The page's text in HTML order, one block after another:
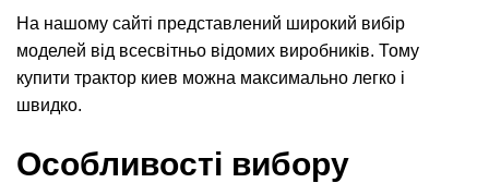
На нашому сайті представлений широкий вибір
моделей від всесвітньо відомих виробників. Тому
купити трактор киев можна максимально легко і
швидко.
Особливості вибору